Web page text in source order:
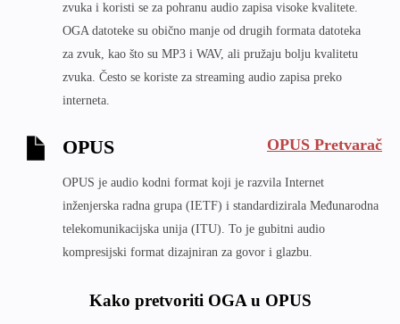
zvuka i koristi se za pohranu audio zapisa visoke kvalitete.
OGA datoteke su obično manje od drugih formata datoteka
za zvuk, kao što su MP3 i WAV, ali pružaju bolju kvalitetu
zvuka. Često se koriste za streaming audio zapisa preko
interneta.
OPUS OPUS Pretvarač
OPUS je audio kodni format koji je razvila Internet
inženjerska radna grupa (IETF) i standardizirala Međunarodna
telekomunikacijska unija (ITU). To je gubitni audio
kompresijski format dizajniran za govor i glazbu.
Kako pretvoriti OGA u OPUS